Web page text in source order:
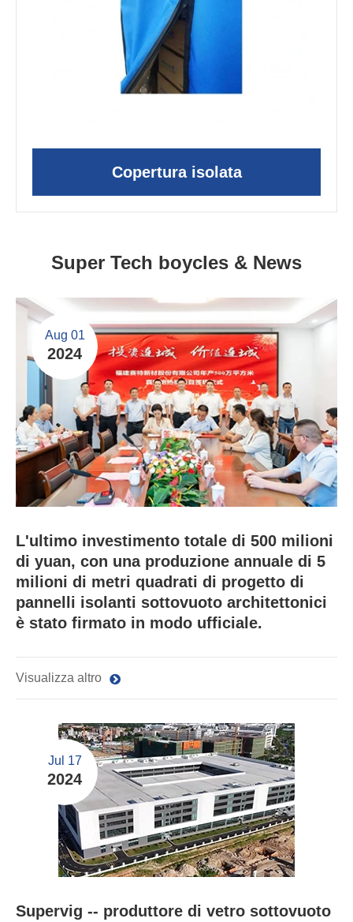
Copertura isolata
Super Tech boycles & News
Aug 01
2024
L'ultimo investimento totale di 500 milioni
di yuan, con una produzione annuale di 5
milioni di metri quadrati di progetto di
pannelli isolanti sottovuoto architettonici
è stato firmato in modo ufficiale.
Visualizza altro
Jul 17
2024
Supervig -- produttore di vetro sottovuoto